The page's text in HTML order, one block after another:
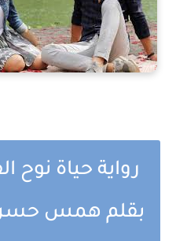
رواية حياة نوح
بقلم همس